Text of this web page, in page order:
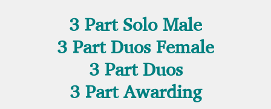
3 Part Solo Male
3 Part Duos Female
3 Part Duos
3 Part Awarding